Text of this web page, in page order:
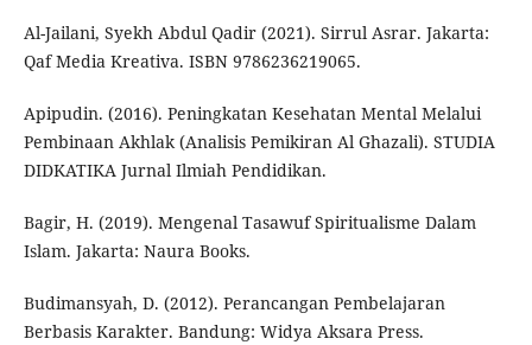
Al-Jailani, Syekh Abdul Qadir (2021). Sirrul Asrar. Jakarta:
Qaf Media Kreativa. ISBN 9786236219065.
Apipudin. (2016). Peningkatan Kesehatan Mental Melalui
Pembinaan Akhlak (Analisis Pemikiran Al Ghazali). STUDIA
DIDKATIKA Jurnal Ilmiah Pendidikan.
Bagir, H. (2019). Mengenal Tasawuf Spiritualisme Dalam
Islam. Jakarta: Naura Books.
Budimansyah, D. (2012). Perancangan Pembelajaran
Berbasis Karakter. Bandung: Widya Aksara Press.